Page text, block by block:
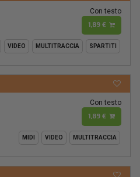
Con testo
1,89 €
VIDEO MULTITRACCIA SPARTITI
Con testo
1,89 €
MIDI VIDEO MULTITRACCIA